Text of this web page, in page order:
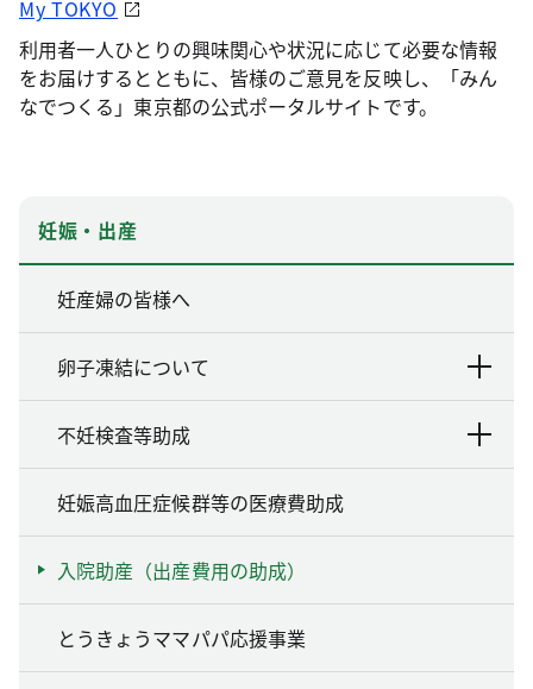
My TOKYO
利用者一人ひとりの興味関心や状況に応じて必要な情報
をお届けするとともに、皆様のご意見を反映し、「みん
なでつくる」東京都の公式ポータルサイトです。
妊娠・出産
妊産婦の皆様へ
卵子凍結について
不妊検査等助成
妊娠高血圧症候群等の医療費助成
入院助産（出産費用の助成）
とうきょうママパパ応援事業